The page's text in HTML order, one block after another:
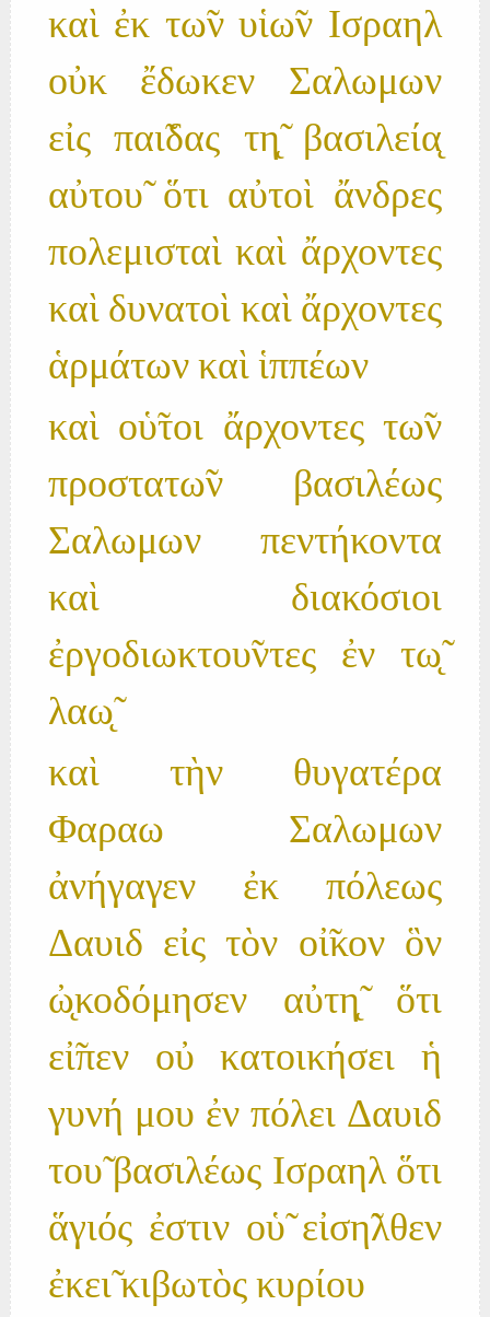
καὶ ἐκ τω̃ν υἱω̃ν Ισραηλ
οὐκ ἔδωκεν Σαλωμων
εἰς παι̃δας τη̨̃ βασιλεία̨
αὐτου̃ ὅτι αὐτοὶ ἄνδρες
πολεμισταὶ καὶ ἄρχοντες
καὶ δυνατοὶ καὶ ἄρχοντες
ἁρμάτων καὶ ἱππέων
καὶ οὑ̃τοι ἄρχοντες τω̃ν
προστατω̃ν βασιλέως
Σαλωμων πεντήκοντα
καὶ διακόσιοι
ἐργοδιωκτου̃ντες ἐν τω̨̃
λαω̨̃
καὶ τὴν θυγατέρα
Φαραω Σαλωμων
ἀνήγαγεν ἐκ πόλεως
Δαυιδ εἰς τὸν οἰ̃κον ὃν
ὠ̨κοδόμησεν αὐτη̨̃ ὅτι
εἰ̃πεν οὐ κατοικήσει ἡ
γυνή μου ἐν πόλει Δαυιδ
του̃ βασιλέως Ισραηλ ὅτι
ἅγιός ἐστιν οὑ̃ εἰση̃λθεν
ἐκει̃ κιβωτὸς κυρίου